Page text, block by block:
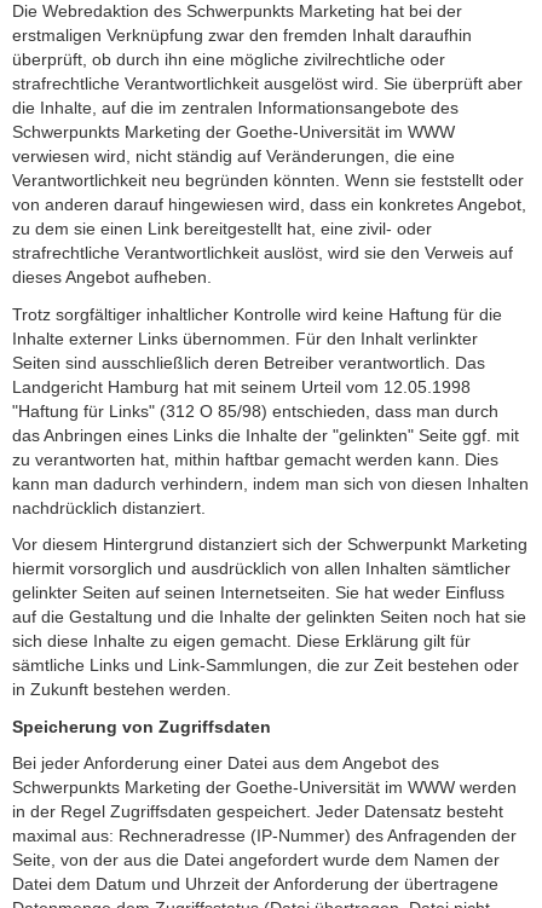
Die Webredaktion des Schwerpunkts Marketing hat bei der
erstmaligen Verknüpfung zwar den fremden Inhalt daraufhin
überprüft, ob durch ihn eine mögliche zivilrechtliche oder
strafrechtliche Verantwortlichkeit ausgelöst wird. Sie überprüft aber
die Inhalte, auf die im zentralen Informationsangebote des
Schwerpunkts Marketing der Goethe-Universität im WWW
verwiesen wird, nicht ständig auf Veränderungen, die eine
Verantwortlichkeit neu begründen könnten. Wenn sie feststellt oder
von anderen darauf hingewiesen wird, dass ein konkretes Angebot,
zu dem sie einen Link bereitgestellt hat, eine zivil- oder
strafrechtliche Verantwortlichkeit auslöst, wird sie den Verweis auf
dieses Angebot aufheben.
Trotz sorgfältiger inhaltlicher Kontrolle wird keine Haftung für die
Inhalte externer Links übernommen. Für den Inhalt verlinkter
Seiten sind ausschließlich deren Betreiber verantwortlich. Das
Landgericht Hamburg hat mit seinem Urteil vom 12.05.1998
"Haftung für Links" (312 O 85/98) entschieden, dass man durch
das Anbringen eines Links die Inhalte der "gelinkten" Seite ggf. mit
zu verantworten hat, mithin haftbar gemacht werden kann. Dies
kann man dadurch verhindern, indem man sich von diesen Inhalten
nachdrücklich distanziert.
Vor diesem Hintergrund distanziert sich der Schwerpunkt Marketing
hiermit vorsorglich und ausdrücklich von allen Inhalten sämtlicher
gelinkter Seiten auf seinen Internetseiten. Sie hat weder Einfluss
auf die Gestaltung und die Inhalte der gelinkten Seiten noch hat sie
sich diese Inhalte zu eigen gemacht. Diese Erklärung gilt für
sämtliche Links und Link-Sammlungen, die zur Zeit bestehen oder
in Zukunft bestehen werden.
Speicherung von Zugriffsdaten
Bei jeder Anforderung einer Datei aus dem Angebot des
Schwerpunkts Marketing der Goethe-Universität im WWW werden
in der Regel Zugriffsdaten gespeichert. Jeder Datensatz besteht
maximal aus: Rechneradresse (IP-Nummer) des Anfragenden der
Seite, von der aus die Datei angefordert wurde dem Namen der
Datei dem Datum und Uhrzeit der Anforderung der übertragene